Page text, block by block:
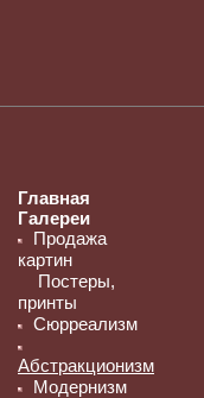
Главная
Галереи
Продажа
картин
Постеры,
принты
Сюрреализм
Абстракционизм
Модернизм